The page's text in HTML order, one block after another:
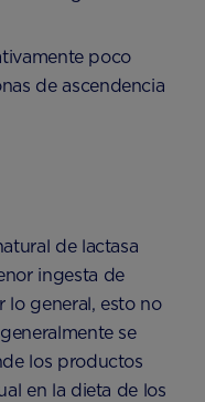
poco
de ascendencia
de lactasa
ingesta de
lo general, esto no
se
los productos
en la dieta de los